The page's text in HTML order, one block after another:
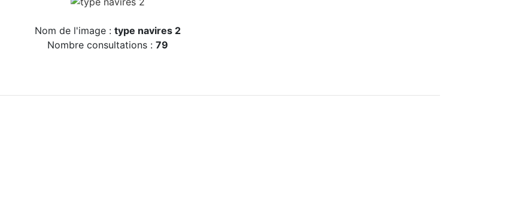
Nom de l'image : type navires 2
Nombre consultations : 79